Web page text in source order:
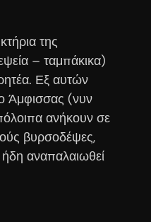
της
– ταμπάκικα)
Εξ αυτών
Άμφισσας (νυν
ανήκουν σε
βυρσοδέψες,
αναπαλαιωθεί